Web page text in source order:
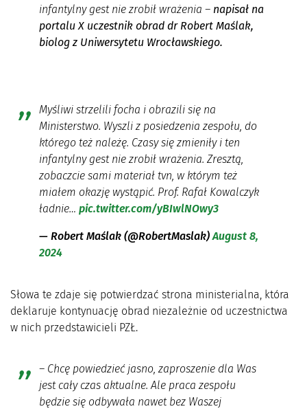
infantylny gest nie zrobił wrażenia – napisał na
portalu X uczestnik obrad dr Robert Maślak,
biolog z Uniwersytetu Wrocławskiego.
Myśliwi strzelili focha i obrazili się na
Ministerstwo. Wyszli z posiedzenia zespołu, do
którego też należę. Czasy się zmieniły i ten
infantylny gest nie zrobił wrażenia. Zresztą,
zobaczcie sami materiał tvn, w którym też
miałem okazję wystąpić. Prof. Rafał Kowalczyk
ładnie… pic.twitter.com/yBIwlNOwy3
— Robert Maślak (@RobertMaslak)August 8,
2024
Słowa te zdaje się potwierdzać strona ministerialna, która
deklaruje kontynuację obrad niezależnie od uczestnictwa
w nich przedstawicieli PZŁ.
– Chcę powiedzieć jasno, zaproszenie dla Was
jest cały czas aktualne. Ale praca zespołu
będzie się odbywała nawet bez Waszej